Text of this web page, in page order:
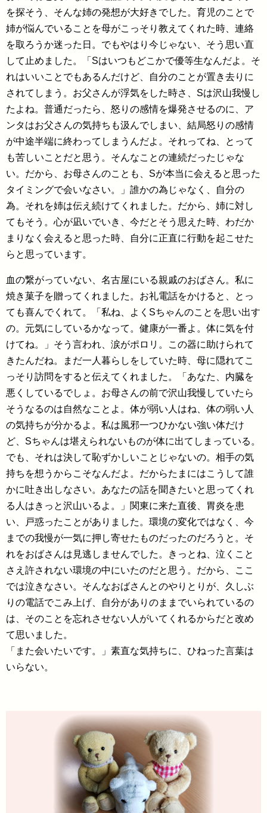
を探そう、そんな姉の発想が大好きでした。育児のことで
姉が悩んでいることを母がこっそり教えてくれた時、連絡
を取ろうか迷った日。でもやはり今じゃない、そう思い直
して止めました。「Sはいつもどこかで優等生なんだよ。そ
れはいいことでもあるんだけど、自分のことが置き去りに
されてしまう。お父さんが浮気をした時さ、Sは沢山我慢し
たよね。普通だったら、怒りの感情を爆発させるのに、ア
ンタはお父さんの気持ちも汲んでしまい、結局怒りの感情
が中途半端に終わってしまうんだよ。それってね、とって
も苦しいことだと思う。そんなことの連続だったじゃな
い。だから、お母さんのことも、Sが本当に会えると思った
タイミングで会いなさい。」誰かの為じゃなく、自分の
為。それを姉は伝え続けてくれました。だから、姉に対し
てもそう。心が凪いでいき、今だとそう思えた時、わだか
まりなく会えると思った時、自分に正直に行動を起こせた
らと思っています。
血の繋がっていない、名古屋にいる親戚のおばさん。私に
焼き菓子を贈ってくれました。お礼電話をかけると、とっ
ても喜んでくれて。「私ね、よくSちゃんのことを思い出す
の。元気にしているかなって。健康が一番よ。体に気を付
けてね。」そう言われ、涙がポロリ。この器に助けられて
きたんだね。まだ一人暮らしをしていた時、母に隠れてこ
っそり訪問をすると伝えてくれました。「あなた、内臓を
悪くしているでしょ。お母さんの前で沢山我慢していたら
そうなるのは自然なことよ。体が弱い人はね、体の弱い人
の気持ちが分かるよ。私は風邪一つひかない強い体だけ
ど、Sちゃんは堪えられないものが体に出てしまっている。
でも、それは決して恥ずかしいことじゃないの。相手の気
持ちを想うからこそなんだよ。だからたまにはこうして誰
かに吐き出しなさい。あなたの話を聞きたいと思ってくれ
る人はきっと沢山いるよ。」関東に来た直後、胃炎を患
い、戸惑ったことがありました。環境の変化ではなく、今
までの我慢が一気に押し寄せたものだったのだろうと。そ
れをおばさんは見逃しませんでした。きっとね、泣くこと
さえ許されない環境の中にいたのだと思う。だから、ここ
では泣きなさい。そんなおばさんとのやりとりが、久しぶ
りの電話でこみ上げ、自分がありのままでいられているの
は、そのことを忘れさせない人がいてくれるからだと改め
て思いました。
「また会いたいです。」素直な気持ちに、ひねった言葉は
いらない。